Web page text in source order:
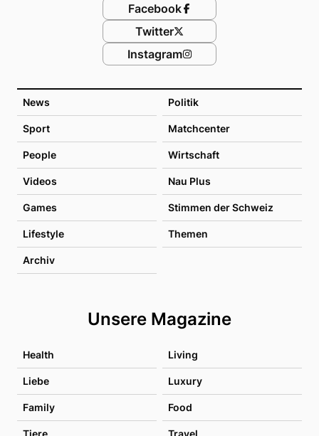
News Politik
Sport Matchcenter
People Wirtschaft
Videos Nau Plus
Games Stimmen der Schweiz
Lifestyle Themen
Archiv
Unsere Magazine
Health Living
Liebe Luxury
Family Food
Tiere Travel
Facebook
Twitter
Instagram